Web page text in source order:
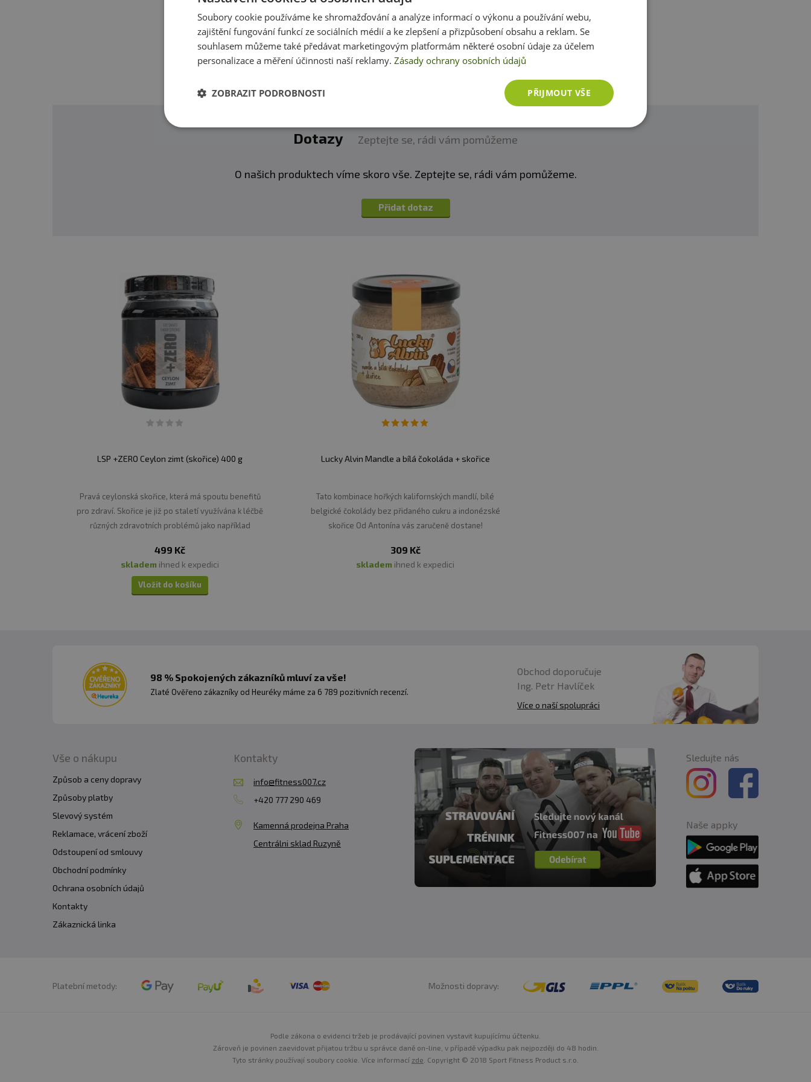
zákazníkům s rozhodováním. Děkujeme :-)
Přidat vlastní hodnocení
Dotazy Zeptejte se, rádi vám pomůžeme
O našich produktech víme skoro vše. Zeptejte se, rádi vám pomůžeme.
Přidat dotaz
LSP +ZERO Ceylon zimt (skořice) 400 g
Pravá ceylonská skořice, která má spoutu benefitů
pro zdraví. Skořice je již po staletí využívána k léčbě
různých zdravotních problémů jako například
průjem, rýma a chřipka a zažívací problémy.
499 Kč
skladem ihned k expedici
Vložit do košíku
Lucky Alvin Mandle a bílá čokoláda + skořice
Tato kombinace hořkých kalifornských mandlí, bílé
belgické čokolády bez přidaného cukru a indonézské
skořice Od Antonína vás zaručeně dostane!
309 Kč
skladem ihned k expedici
98 % Spokojených zákazníků mluví za vše!
Zlaté Ověřeno zákazníky od Heuréky máme za 6 789 pozitivních recenzí.
Obchod doporučuje
Ing. Petr Havlíček
Více o naší spolupráci
Vše o nákupu
Způsob a ceny dopravy
Způsoby platby
Slevový systém
Reklamace, vrácení zboží
Odstoupení od smlouvy
Obchodní podmínky
Ochrana osobních údajů
Kontakty
Zákaznická linka
Kontakty
info@fitness007.cz
+420 777 290 469
Kamenná prodejna Praha
Centrálni sklad Ruzyně
Sledujte nás
Naše appky
Platební metody: Možnosti dopravy:
Podle zákona o evidenci tržeb je prodávající povinen vystavit kupujícímu účtenku.
Zároveň je povinen zaevidovat přijatou tržbu u správce daně on-line, v případě výpadku pak nejpozději do 48 hodin.
Tyto stránky používají soubory cookie. Více informací zde . Copyright © 2018 Sport Fitness Product s.r.o.
Soubory cookie používáme ke shromažďování a analýze informací o výkonu a používání webu,
zajištění fungování funkcí ze sociálních médií a ke zlepšení a přizpůsobení obsahu a reklam. Se
souhlasem můžeme také předávat marketingovým platformám některé osobní údaje za účelem
personalizace a měření účinnosti naší reklamy. Zásady ochrany osobních údajů
PŘIJMOUT VŠE
ZOBRAZIT PODROBNOSTI